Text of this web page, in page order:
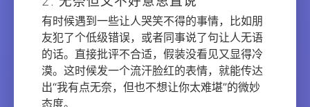
有时候遇到一些让人哭笑不得的事情，比如朋
友犯了个低级错误，或者同事说了句让人无语
的话。直接批评不合适，假装没看见又显得冷
漠。这时候发一个流汗脸红的表情，就能传达
出“我有点无奈，但也不想让你太难堪”的微妙
态度。